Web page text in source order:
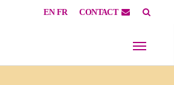
EN FR CONTACT